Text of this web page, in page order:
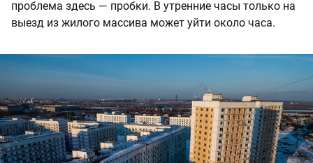
проблема здесь — пробки. В утренние часы только на
выезд из жилого массива может уйти около часа.